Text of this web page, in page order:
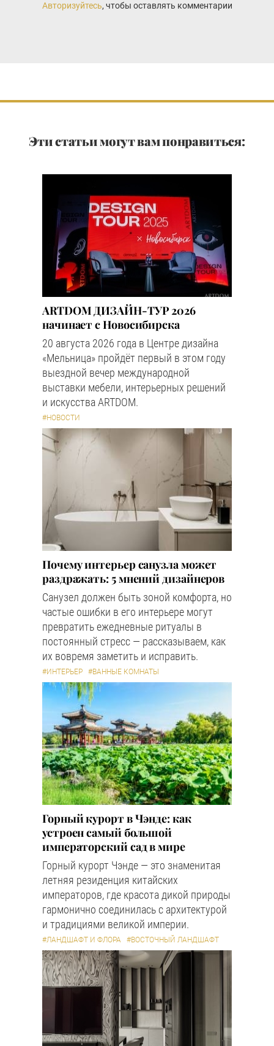
Авторизуйтесь, чтобы оставлять комментарии
Эти статьи могут вам понравиться:
ARTDOM ДИЗАЙН-ТУР 2026
начинает с Новосибирска
20 августа 2026 года в Центре дизайна
«Мельница» пройдёт первый в этом году
выездной вечер международной
выставки мебели, интерьерных решений
и искусства ARTDOM.
#НОВОСТИ
Почему интерьер санузла может
раздражать: 5 мнений дизайнеров
Санузел должен быть зоной комфорта, но
частые ошибки в его интерьере могут
превратить ежедневные ритуалы в
постоянный стресс — рассказываем, как
их вовремя заметить и исправить.
#ИНТЕРЬЕР #ВАННЫЕ КОМНАТЫ
Горный курорт в Чэнде: как
устроен самый большой
императорский сад в мире
Горный курорт Чэнде — это знаменитая
летняя резиденция китайских
императоров, где красота дикой природы
гармонично соединилась с архитектурой
и традициями великой империи.
#ЛАНДШАФТ И ФЛОРА #ВОСТОЧНЫЙ ЛАНДШАФТ